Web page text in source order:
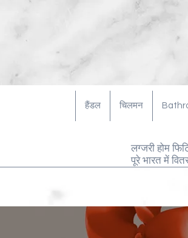
हैंडल चिलमन
लग्जरी होम
पूरे भारत में